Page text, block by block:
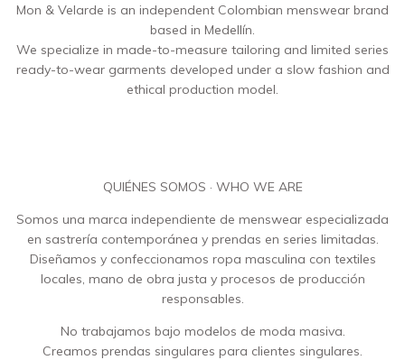
Mon & Velarde is an independent Colombian menswear brand
based in Medellín.
We specialize in made-to-measure tailoring and limited series
ready-to-wear garments developed under a slow fashion and
ethical production model.
QUIÉNES SOMOS · WHO WE ARE
Somos una marca independiente de menswear especializada
en sastrería contemporánea y prendas en series limitadas.
Diseñamos y confeccionamos ropa masculina con textiles
locales, mano de obra justa y procesos de producción
responsables.
No trabajamos bajo modelos de moda masiva.
Creamos prendas singulares para clientes singulares.